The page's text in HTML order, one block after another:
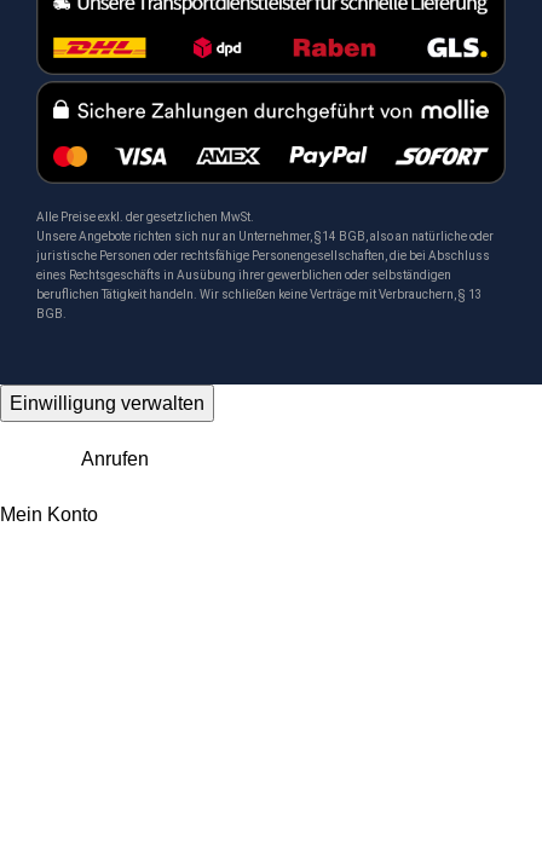
Alle Preise exkl. der gesetzlichen MwSt.
Unsere Angebote richten sich nur an Unternehmer, §14 BGB, also an natürliche oder
juristische Personen oder rechtsfähige Personengesellschaften, die bei Abschluss
eines Rechtsgeschäfts in Ausübung ihrer gewerblichen oder selbständigen
beruflichen Tätigkeit handeln. Wir schließen keine Verträge mit Verbrauchern, § 13
BGB.
Einwilligung verwalten
Anrufen
Mein Konto